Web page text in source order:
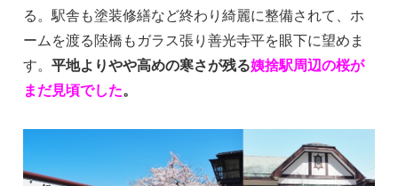
る。駅舎も塗装修繕など終わり綺麗に整備されて、ホ
ームを渡る陸橋もガラス張り善光寺平を眼下に望めま
す。 平地よりやや高めの寒さが残る姨捨駅周辺の桜が
まだ見頃でした。